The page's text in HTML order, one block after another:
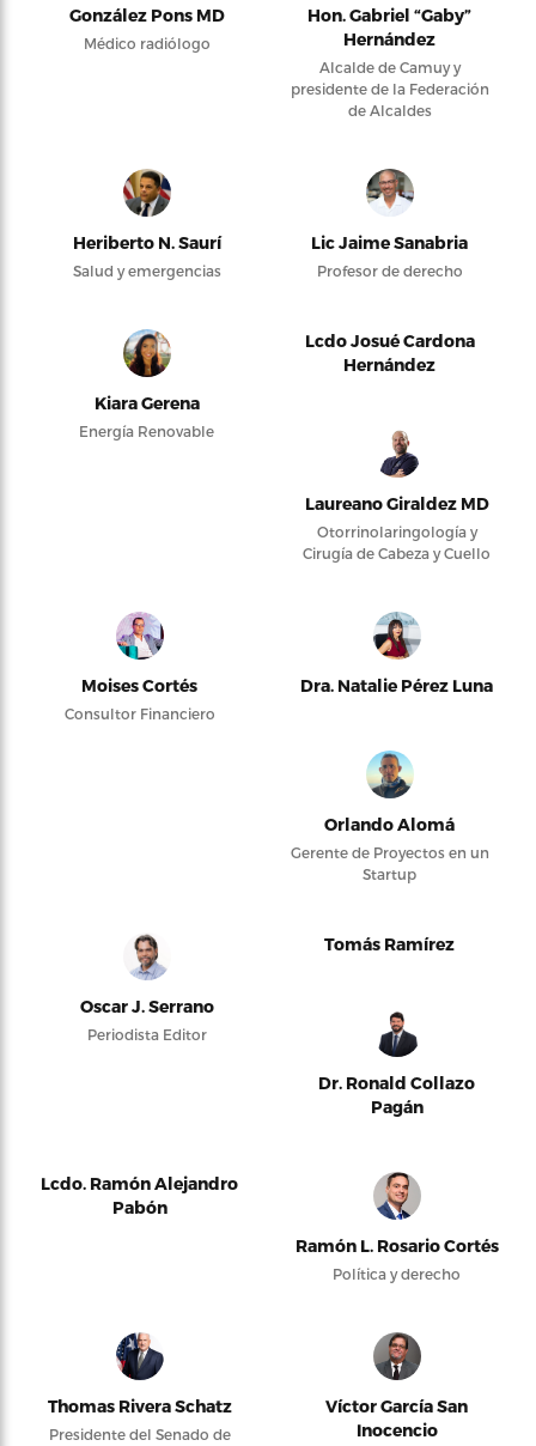
González Pons MD
Médico radiólogo
Hon. Gabriel “Gaby”
Hernández
Alcalde de Camuy y
presidente de la Federación
de Alcaldes
Heriberto N. Saurí
Salud y emergencias
Lic Jaime Sanabria
Profesor de derecho
Kiara Gerena
Energía Renovable
Lcdo Josué Cardona
Hernández
Laureano Giraldez MD
Otorrinolaringología y
Cirugía de Cabeza y Cuello
Moises Cortés
Consultor Financiero
Dra. Natalie Pérez Luna
Orlando Alomá
Gerente de Proyectos en un
Startup
Oscar J. Serrano
Periodista Editor
Tomás Ramírez
Dr. Ronald Collazo
Pagán
Lcdo. Ramón Alejandro
Pabón
Ramón L. Rosario Cortés
Política y derecho
Thomas Rivera Schatz
Presidente del Senado de
Víctor García San
Inocencio